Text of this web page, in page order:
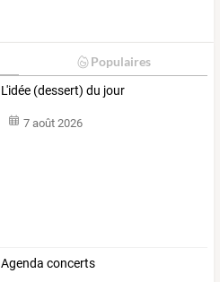
Populaires
L'idée (dessert) du jour
7 août 2026
Agenda concerts